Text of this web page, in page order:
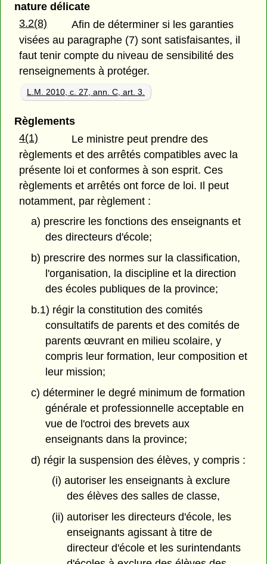
nature délicate
3.2(8)
Afin de déterminer si les garanties
visées au paragraphe (7) sont satisfaisantes, il
faut tenir compte du niveau de sensibilité des
renseignements à protéger.
L.M. 2010, c. 27, ann. C, art. 3.
Règlements
4(1)
Le ministre peut prendre des
règlements et des arrêtés compatibles avec la
présente loi et conformes à son esprit. Ces
règlements et arrêtés ont force de loi. Il peut
notamment, par règlement :
a) prescrire les fonctions des enseignants et
des directeurs d'école;
b) prescrire des normes sur la classification,
l'organisation, la discipline et la direction
des écoles publiques de la province;
b.1) régir la constitution des comités
consultatifs de parents et des comités de
parents œuvrant en milieu scolaire, y
compris leur formation, leur composition et
leur mission;
c) déterminer le degré minimum de formation
générale et professionnelle acceptable en
vue de l'octroi des brevets aux
enseignants dans la province;
d) régir la suspension des élèves, y compris :
(i) autoriser les enseignants à exclure
des élèves des salles de classe,
(ii) autoriser les directeurs d'école, les
enseignants agissant à titre de
directeur d'école et les surintendants